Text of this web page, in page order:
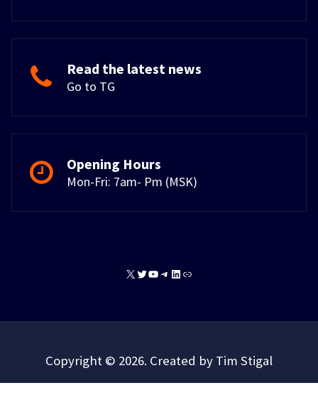
Read the latest news
Go to TG
Opening Hours
Mon-Fri: 7am- Pm (MSK)
X TwitterYouTube
Telegram
Copyright © 2026. Created by Tim Stigal